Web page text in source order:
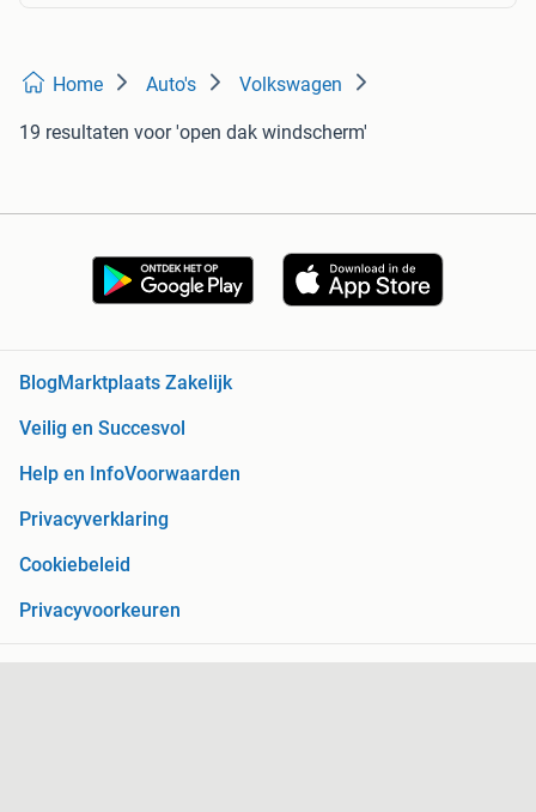
Home Auto's Volkswagen
19 resultaten voor 'open dak windscherm'
Blog Marktplaats Zakelijk
Veilig en Succesvol
Help en InfoVoorwaarden
Privacyverklaring
Cookiebeleid
Privacyvoorkeuren